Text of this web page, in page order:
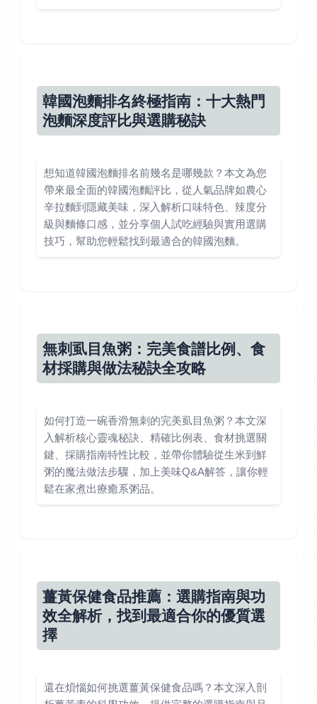
韓國泡麵排名終極指南：十大熱門
泡麵深度評比與選購秘訣
想知道韓國泡麵排名前幾名是哪幾款？本文為您
帶來最全面的韓國泡麵評比，從人氣品牌如農心
辛拉麵到隱藏美味，深入解析口味特色、辣度分
級與麵條口感，並分享個人試吃經驗與實用選購
技巧，幫助您輕鬆找到最適合的韓國泡麵。
無刺虱目魚粥：完美食譜比例、食
材採購與做法秘訣全攻略
如何打造一碗香滑無刺的完美虱目魚粥？本文深
入解析核心靈魂秘訣、精確比例表、食材挑選關
鍵、採購指南特性比較，並帶你體驗從生米到鮮
粥的魔法做法步驟，加上美味Q&A解答，讓你輕
鬆在家煮出療癒系粥品。
薑黃保健食品推薦：選購指南與功
效全解析，找到最適合你的優質選
擇
還在煩惱如何挑選薑黃保健食品嗎？本文深入剖